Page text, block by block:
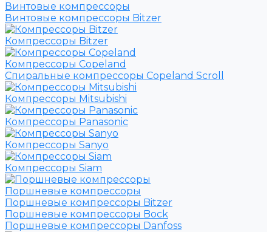
Винтовые компрессоры
Винтовые компрессоры Bitzer
Компрессоры Bitzer
Компрессоры Copeland
Спиральные компрессоры Copeland Scroll
Компрессоры Mitsubishi
Компрессоры Panasonic
Компрессоры Sanyo
Компрессоры Siam
Поршневые компрессоры
Поршневые компрессоры Bitzer
Поршневые компрессоры Bock
Поршневые компрессоры Danfoss